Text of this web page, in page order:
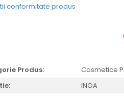
conformitate produs
Produs:
Cosmetice
INOA